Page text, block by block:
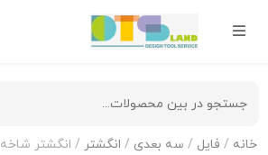
خانه / فایل / سه بعدی / انگشتر / انگشتر شاخه R-02